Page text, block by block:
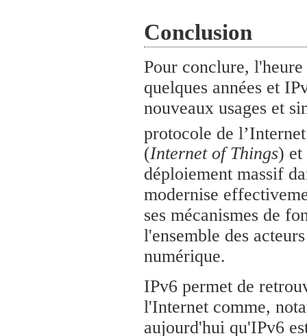
Conclusion
Pour conclure, l'heure
quelques années et
nouveaux usages et
protocole de
(Internet of Things) et
déploiement massif
modernise
ses mécanismes de
l'ensemble des
numérique.
IPv6 permet de
l'Internet comme,
aujourd'hui qu'IPv6